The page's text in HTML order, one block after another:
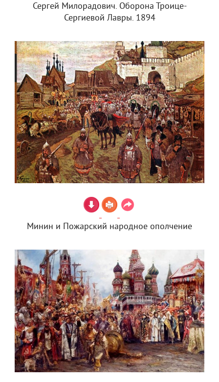
Сергей Милорадович. Оборона Троице-
Сергиевой Лавры. 1894
Минин и Пожарский народное ополчение